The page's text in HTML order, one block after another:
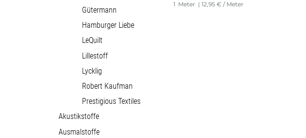
Gütermann
Hamburger Liebe
LeQuilt
Lillestoff
Lycklig
Robert Kaufman
Prestigious Textiles
Akustikstoffe
Ausmalstoffe
1 Meter | 12,95 € / Meter